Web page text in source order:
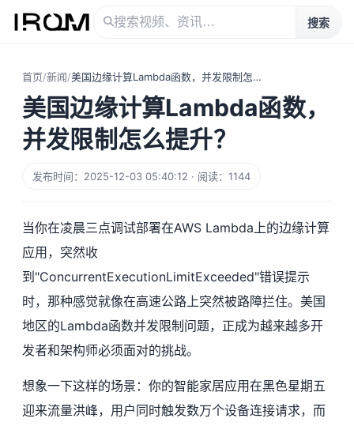
搜索
首页/新闻/ 美国边缘计算Lambda函数，并发限制怎么提升？
美国边缘计算Lambda函数，
并发限制怎么提升？
发布时间：2025-12-03 05:40:12 · 阅读：1144
当你在凌晨三点调试部署在AWS Lambda上的边缘计算
应用，突然收
到"ConcurrentExecutionLimitExceeded"错误提示
时，那种感觉就像在高速公路上突然被路障拦住。美国
地区的Lambda函数并发限制问题，正成为越来越多开
发者和架构师必须面对的挑战。
想象一下这样的场景：你的智能家居应用在黑色星期五
迎来流量洪峰，用户同时触发数万个设备连接请求，而